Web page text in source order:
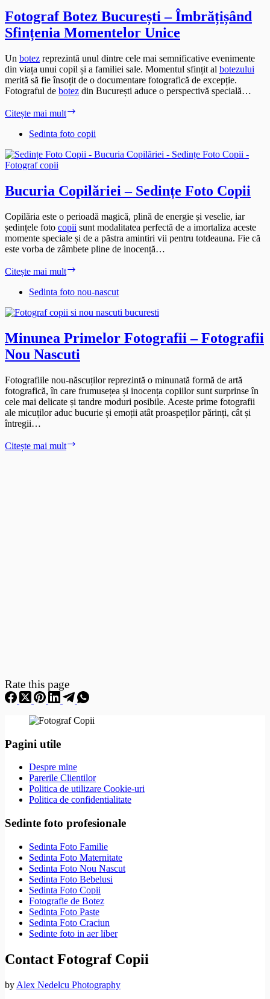
Fotograf Botez București – Îmbrățișând
Sfințenia Momentelor Unice
Un botez reprezintă unul dintre cele mai semnificative evenimente
din viața unui copil și a familiei sale. Momentul sfințit al botezului
merită să fie însoțit de o documentare fotografică de excepție.
Fotograful de botez din București aduce o perspectivă specială…
Citește mai mult
București
Îmbrățișând
Unice
Sedinta foto copii
Bucuria Copilăriei – Sedințe Foto Copii
Copilăria este o perioadă magică, plină de energie și veselie, iar
ședințele foto copii sunt modalitatea perfectă de a imortaliza aceste
momente speciale și de a păstra amintiri vii pentru totdeauna. Fie că
este vorba de zâmbete pline de inocență…
Citește mai mult
–
Foto
Sedinta foto nou-nascut
Minunea Primelor Fotografii – Fotografii
Nou Nascuti
Fotografiile nou-născuților reprezintă o minunată formă de artă
fotografică, în care frumusețea și inocența copiilor sunt surprinse în
cele mai delicate și tandre moduri posibile. Aceste prime fotografii
ale micuților aduc bucurie și emoții atât proaspeților părinți, cât și
întregii…
Citește mai mult
Rate this page
Pagini utile
Despre mine
Parerile Clientilor
Politica de utilizare Cookie-uri
Politica de confidentialitate
Sedinte foto profesionale
Sedinta Foto Familie
Sedinta Foto Maternitate
Sedinta Foto Nou Nascut
Sedinta Foto Bebelusi
Sedinta Foto Copii
Fotografie de Botez
Sedinta Foto Paste
Sedinta Foto Craciun
Sedinte foto in aer liber
Contact Fotograf Copii
by Alex Nedelcu Photography